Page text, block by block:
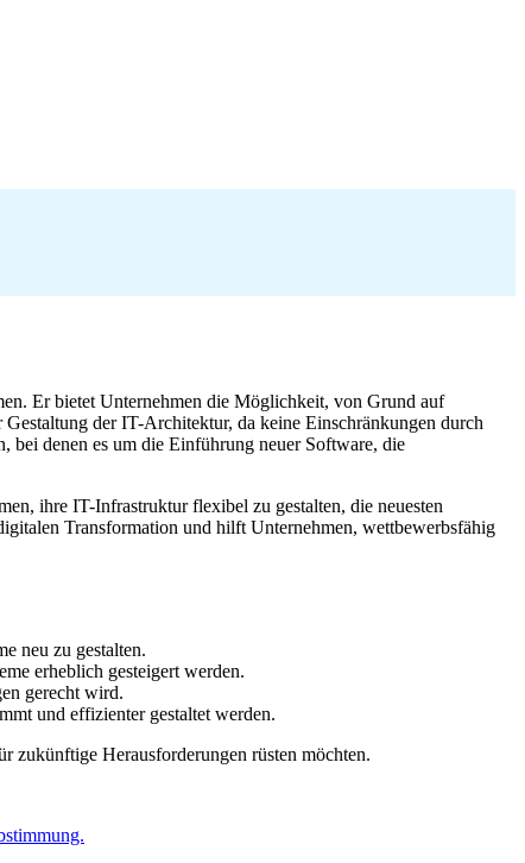
Er bietet Unternehmen die Möglichkeit, von Grund auf
der IT-Architektur, da keine Einschränkungen durch
bei denen es um die Einführung neuer Software, die
ihre IT-Infrastruktur flexibel zu gestalten, die neuesten
Transformation und hilft Unternehmen, wettbewerbsfähig
neu zu gestalten.
erheblich gesteigert werden.
gerecht wird.
und effizienter gestaltet werden.
zukünftige Herausforderungen rüsten möchten.